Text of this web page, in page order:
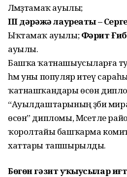
Ләмәҙтамаҡ ауылы;
III дәрәжә лауреаты –
Ыҡтамаҡ ауылы;Фәрит
ауылы.
Башҡа ҡатнашыусыларға
һәм уны популяр итеү
ҡатнашҡандары өсөн
“Ауылдаштарының әҙәби
өсөн” дипломы, Мәсетле
ҡоролтайы башҡарма
хаттары тапшырылды.
Бөгөн гәзит уҡыусылар